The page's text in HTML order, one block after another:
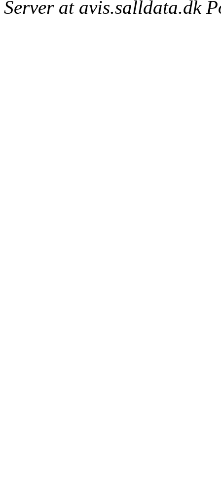
Server at avis.salldata.dk